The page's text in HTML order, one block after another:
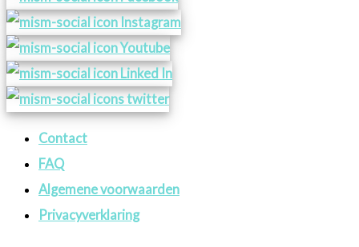
Contact
FAQ
Algemene voorwaarden
Privacyverklaring